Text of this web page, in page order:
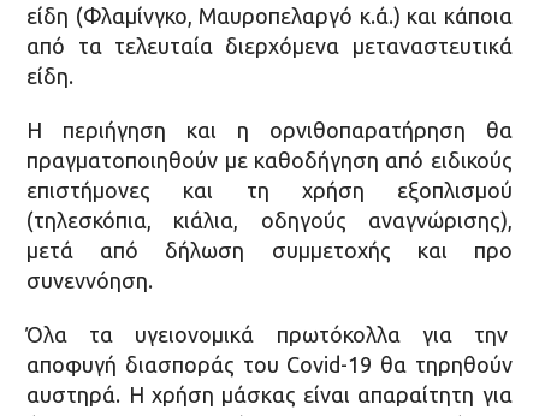
είδη (Φλαμίνγκο, Μαυροπελαργό κ.ά.) και κάποια
από τα τελευταία διερχόμενα μεταναστευτικά
είδη.
Η περιήγηση και η ορνιθοπαρατήρηση θα
πραγματοποιηθούν με καθοδήγηση από ειδικούς
επιστήμονες και τη χρήση εξοπλισμού
(τηλεσκόπια, κιάλια, οδηγούς αναγνώρισης),
μετά από δήλωση συμμετοχής και προ
συνεννόηση.
Όλα τα υγειονομικά πρωτόκολλα για την
αποφυγή διασποράς του Covid-19 θα τηρηθούν
αυστηρά. Η χρήση μάσκας είναι απαραίτητη για